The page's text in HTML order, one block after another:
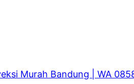
Murah Bandung | WA